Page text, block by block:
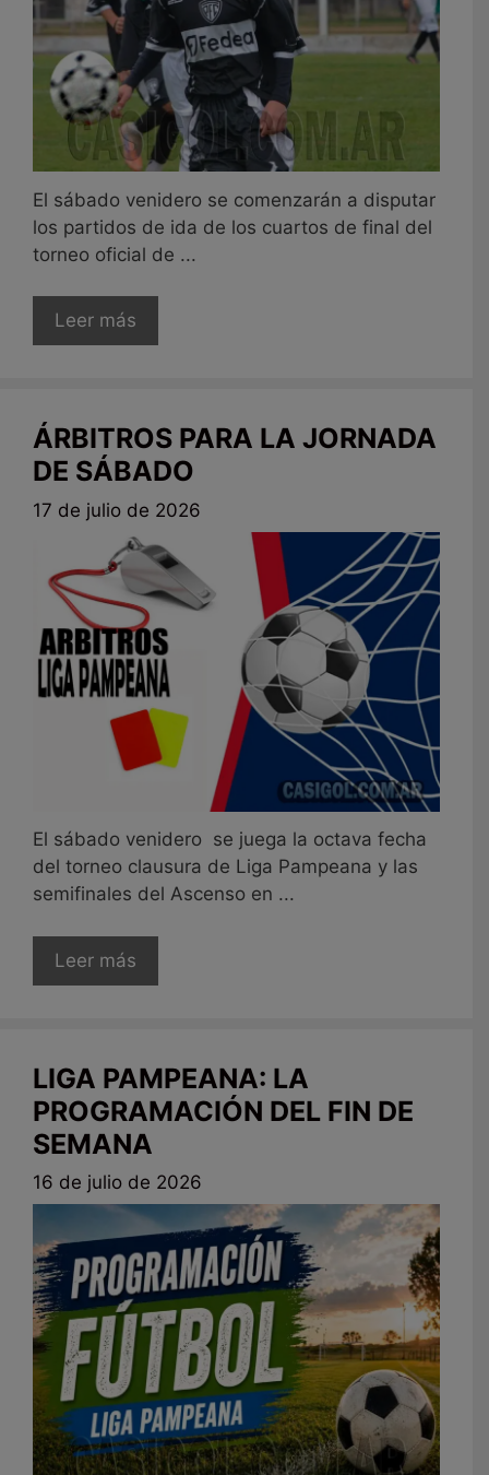
El sábado venidero se comenzarán a disputar
los partidos de ida de los cuartos de final del
torneo oficial de ...
Leer más
ÁRBITROS PARA LA JORNADA
DE SÁBADO
17 de julio de 2026
El sábado venidero se juega la octava fecha
del torneo clausura de Liga Pampeana y las
semifinales del Ascenso en ...
Leer más
LIGA PAMPEANA: LA
PROGRAMACIÓN DEL FIN DE
SEMANA
16 de julio de 2026